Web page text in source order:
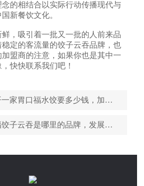
的相结合以实际行动传播现代与
新餐饮文化。
，吸引着一批又一批的人前来品
定的客流量的饺子云吞品牌，也
盟商的注意，如果你也是其中一
快快联系我们吧！
胃口福水饺要多少钱，加盟胃口福水饺经历
子云吞是哪里的品牌，发展前景如何